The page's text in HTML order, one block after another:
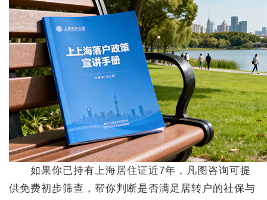
如果你已持有上海居住证近7年，凡图咨询可提
供免费初步筛查，帮你判断是否满足居转户的社保与